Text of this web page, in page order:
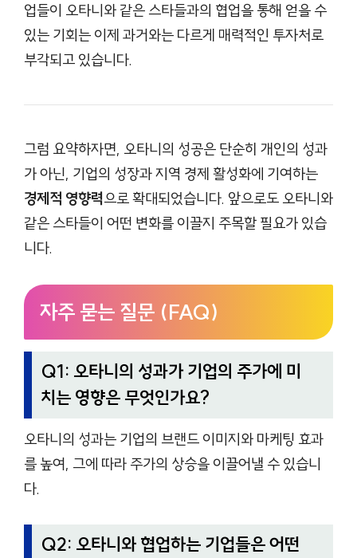
업들이 오타니와 같은 스타들과의 협업을 통해 얻을 수
있는 기회는 이제 과거와는 다르게 매력적인 투자처로
부각되고 있습니다.
그럼 요약하자면, 오타니의 성공은 단순히 개인의 성과
가 아닌, 기업의 성장과 지역 경제 활성화에 기여하는
경제적 영향력으로 확대되었습니다. 앞으로도 오타니와
같은 스타들이 어떤 변화를 이끌지 주목할 필요가 있습
니다.
자주 묻는 질문 (FAQ)
Q1: 오타니의 성과가 기업의 주가에 미
치는 영향은 무엇인가요?
오타니의 성과는 기업의 브랜드 이미지와 마케팅 효과
를 높여, 그에 따라 주가의 상승을 이끌어낼 수 있습니
다.
Q2: 오타니와 협업하는 기업들은 어떤